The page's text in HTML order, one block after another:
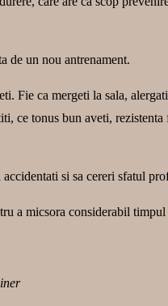
de un nou antrenament.
Fie ca mergeti la sala,
ce tonus bun aveti,
si sa cereri sfatul
a micsora considerabil